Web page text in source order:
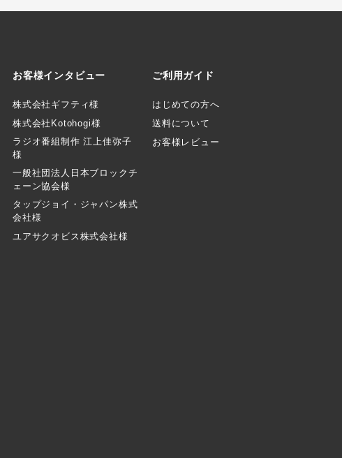
お客様インタビュー
株式会社ギフティ様
株式会社Kotohogi様
ラジオ番組制作 江上佳弥子
様
一般社団法人日本ブロックチ
ェーン協会様
タップジョイ・ジャパン株式
会社様
ユアサクオビス株式会社様
ご利用ガイド
はじめての方へ
送料について
お客様レビュー